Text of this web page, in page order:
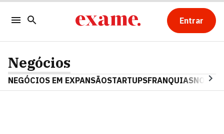
Entrar
Negócios
NEGÓCIOS EM EXPANSÃOSTARTUPSFRANQUIAS